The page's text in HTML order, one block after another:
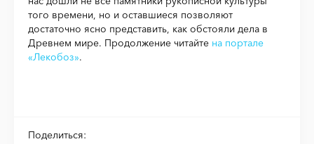
того времени, но и оставшиеся позволяют
достаточно ясно представить, как обстояли дела в
Древнем мире. Продолжение читайте на портале
«Лекобоз».
Поделиться: